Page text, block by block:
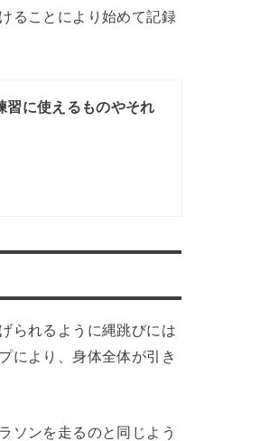
ることにより始めて記録
習に使えるものやそれ
られるように縄跳びには
により、身体全体が引き
ソンを走るのと同じよう